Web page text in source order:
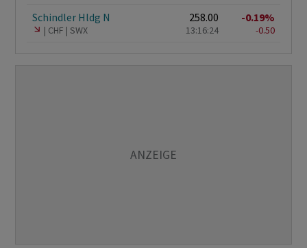
Schindler Hldg N
CHF SWX
258.00
13:16:24
-0.19%
-0.50